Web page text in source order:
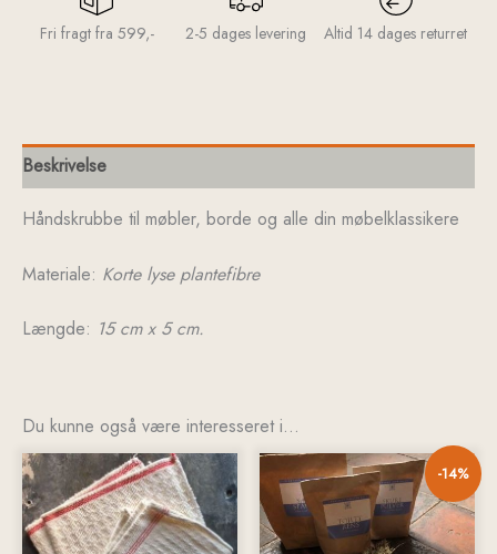
Fri fragt fra 599,- 2-5 dages levering Altid 14 dages returret
Beskrivelse
Håndskrubbe til møbler, borde og alle din møbelklassikere
Materiale: Korte lyse plantefibre
Længde: 15 cm x 5 cm.
Du kunne også være interesseret i…
-14%
Den
oprindelige
pris
var:
kr. 266,00.
Den
aktuelle
pris
er:
kr. 229,00.